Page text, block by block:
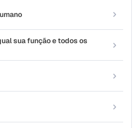
sua função e todos os